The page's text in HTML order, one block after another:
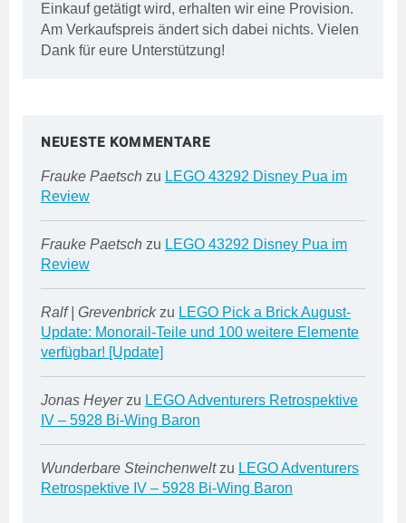
Einkauf getätigt wird, erhalten wir eine Provision.
Am Verkaufspreis ändert sich dabei nichts. Vielen
Dank für eure Unterstützung!
NEUESTE KOMMENTARE
Frauke Paetsch zu LEGO 43292 Disney Pua im
Review
Frauke Paetsch zu LEGO 43292 Disney Pua im
Review
Ralf | Grevenbrickzu LEGO Pick a Brick August-
Update: Monorail-Teile und 100 weitere Elemente
verfügbar! [Update]
Jonas Heyerzu LEGO Adventurers Retrospektive
IV – 5928 Bi-Wing Baron
Wunderbare Steinchenweltzu LEGO Adventurers
Retrospektive IV – 5928 Bi-Wing Baron